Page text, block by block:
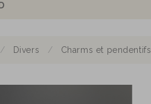
Divers Charms et pendentifs